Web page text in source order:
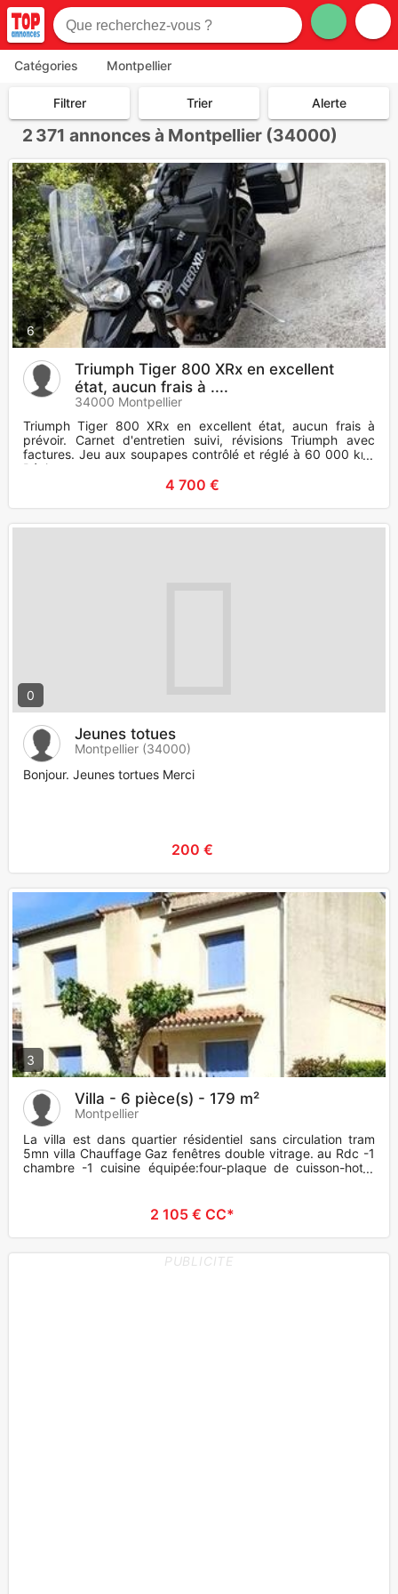
Catégories Montpellier
Filtrer Trier Alerte
2 371 annonces à Montpellier (34000)
6
Triumph Tiger 800 XRx en excellent
état, aucun frais à ....
34000 Montpellier
Triumph Tiger 800 XRx en excellent état, aucun frais à
prévoir. Carnet d'entretien suivi, révisions Triumph avec
factures. Jeu aux soupapes contrôlé et réglé à 60 000 km.
Révis
4 700 €
0
Jeunes totues
Montpellier (34000)
Bonjour. Jeunes tortues Merci
200 €
3
Villa - 6 pièce(s) - 179 m²
Montpellier
La villa est dans quartier résidentiel sans circulation tram
5mn villa Chauffage Gaz fenêtres double vitrage. au Rdc -1
chambre -1 cuisine équipée:four-plaque de cuisson-hotte
2 105 € CC*
PUBLICITE